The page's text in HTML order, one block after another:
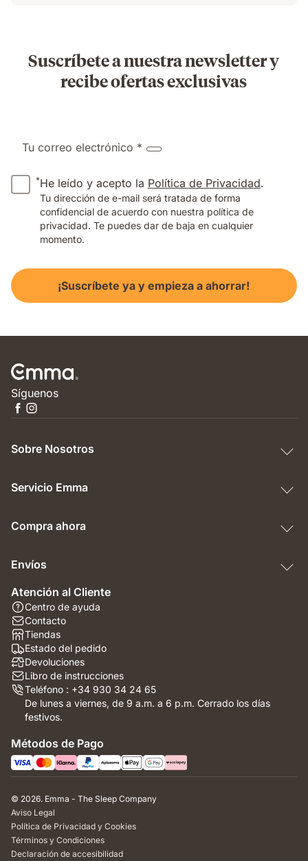
Suscríbete a nuestra newsletter y
recibe ofertas exclusivas
Tu correo electrónico *
*He leído y acepto la Política de Privacidad.
Tu dirección de e-mail será tratada de forma
confidencial de acuerdo con nuestra política de
privacidad. Te puedes dar de baja en cualquier
momento.
¡Suscríbete ya y empieza a ahorrar!
Síguenos
Sobre Nosotros
Servicio Emma
Compra ahora
Envíos
Atención al Cliente
Centro de ayuda
Contacto
Tiendas
Estado del pedido
Devoluciones
Libro de instrucciones
Teléfono : +34 930 34 24 65
De lunes a viernes, de 9 a.m. a 6 p.m. Cerrado los días
festivos.
Métodos de Pago
© 2026. Emma - The Sleep Company
Aviso Legal
Política de Privacidad y Cookies
Términos y Condiciones
Declaración de accesibilidad